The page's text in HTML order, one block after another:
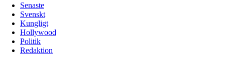
Senaste
Svenskt
Kungligt
Hollywood
Politik
Redaktion